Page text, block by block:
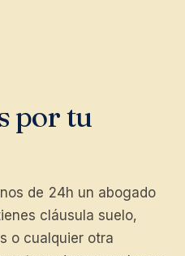
por tu
de 24h un abogado
cláusula suelo,
o cualquier otra